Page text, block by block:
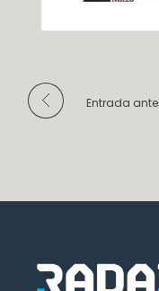
Entrada